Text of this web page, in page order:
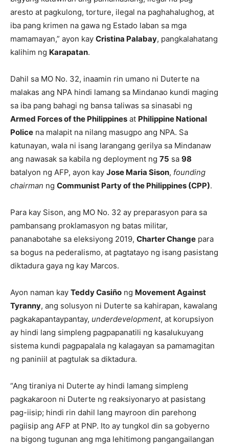
aresto at pagkulong, torture, ilegal na paghahalughog, at
iba pang krimen na gawa ng Estado laban sa mga
mamamayan,” ayon kay Cristina Palabay, pangkalahatang
kalihim ng Karapatan.
Dahil sa MO No. 32, inaamin rin umano ni Duterte na
malakas ang NPA hindi lamang sa Mindanao kundi maging
sa iba pang bahagi ng bansa taliwas sa sinasabi ng
Armed Forces of the Philippines at Philippine National
Police na malapit na nilang masugpo ang NPA. Sa
katunayan, wala ni isang larangang gerilya sa Mindanaw
ang nawasak sa kabila ng deployment ng 75 sa 98
batalyon ng AFP, ayon kay Jose Maria Sison, founding
chairman ng Communist Party of the Philippines (CPP).
Para kay Sison, ang MO No. 32 ay preparasyon para sa
pambansang proklamasyon ng batas militar,
pananabotahe sa eleksiyong 2019, Charter Change para
sa bogus na pederalismo, at pagtatayo ng isang pasistang
diktadura gaya ng kay Marcos.
Ayon naman kay Teddy Casiño ng Movement Against
Tyranny, ang solusyon ni Duterte sa kahirapan, kawalang
pagkakapantaypantay, underdevelopment, at korupsiyon
ay hindi lang simpleng pagpapanatili ng kasalukuyang
sistema kundi pagpapalala ng kalagayan sa pamamagitan
ng paniniil at pagtulak sa diktadura.
“Ang tiraniya ni Duterte ay hindi lamang simpleng
pagkakaroon ni Duterte ng reaksiyonaryo at pasistang
pag-iisip; hindi rin dahil lang mayroon din parehong
pagiisip ang AFP at PNP. Ito ay tungkol din sa gobyerno
na bigong tugunan ang mga lehitimong pangangailangan